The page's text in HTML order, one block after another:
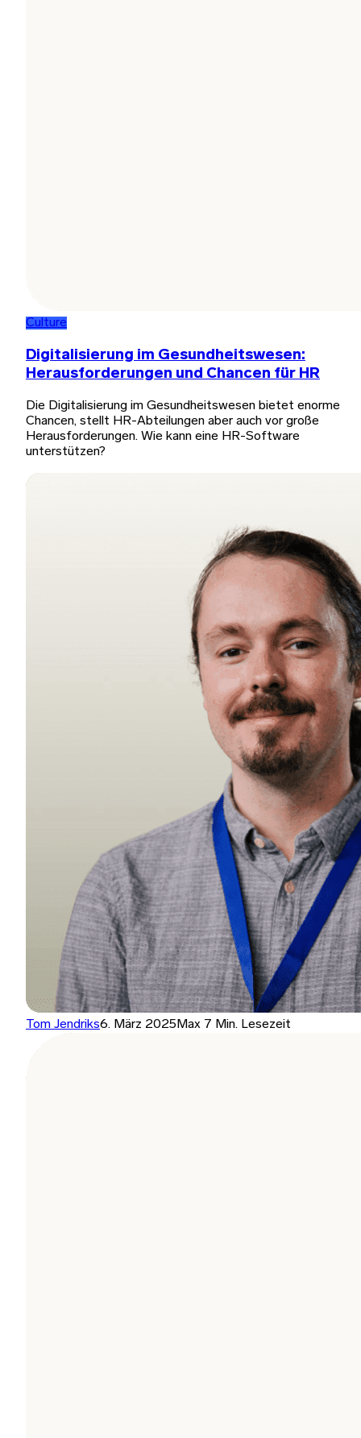
Culture
Digitalisierung im Gesundheitswesen:
Herausforderungen und Chancen für HR
Die Digitalisierung im Gesundheitswesen bietet enorme
Chancen, stellt HR-Abteilungen aber auch vor große
Herausforderungen. Wie kann eine HR-Software
unterstützen?
Tom Jendriks6. März 2025 Max 7 Min. Lesezeit